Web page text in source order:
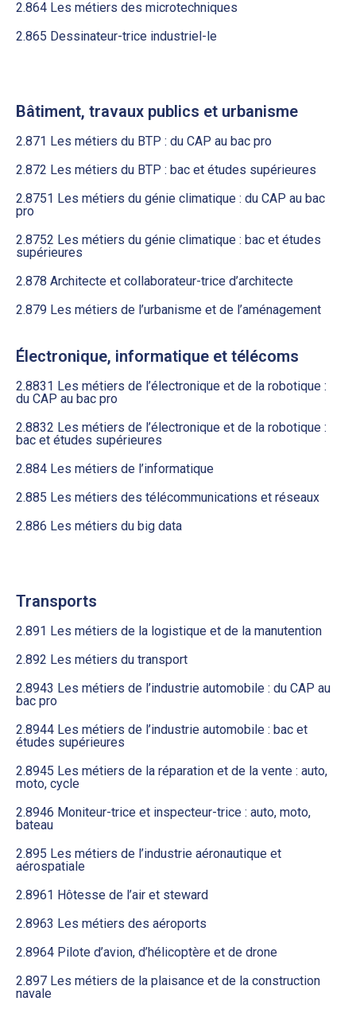
2.864 Les métiers des microtechniques
2.865 Dessinateur-trice industriel-le
Bâtiment, travaux publics et urbanisme
2.871 Les métiers du BTP : du CAP au bac pro
2.872 Les métiers du BTP : bac et études supérieures
2.8751 Les métiers du génie climatique : du CAP au bac
pro
2.8752 Les métiers du génie climatique : bac et études
supérieures
2.878 Architecte et collaborateur-trice d’architecte
2.879 Les métiers de l’urbanisme et de l’aménagement
Électronique, informatique et télécoms
2.8831 Les métiers de l’électronique et de la robotique :
du CAP au bac pro
2.8832 Les métiers de l’électronique et de la robotique :
bac et études supérieures
2.884 Les métiers de l’informatique
2.885 Les métiers des télécommunications et réseaux
2.886 Les métiers du big data
Transports
2.891 Les métiers de la logistique et de la manutention
2.892 Les métiers du transport
2.8943 Les métiers de l’industrie automobile : du CAP au
bac pro
2.8944 Les métiers de l’industrie automobile : bac et
études supérieures
2.8945 Les métiers de la réparation et de la vente : auto,
moto, cycle
2.8946 Moniteur-trice et inspecteur-trice : auto, moto,
bateau
2.895 Les métiers de l’industrie aéronautique et
aérospatiale
2.8961 Hôtesse de l’air et steward
2.8963 Les métiers des aéroports
2.8964 Pilote d’avion, d’hélicoptère et de drone
2.897 Les métiers de la plaisance et de la construction
navale